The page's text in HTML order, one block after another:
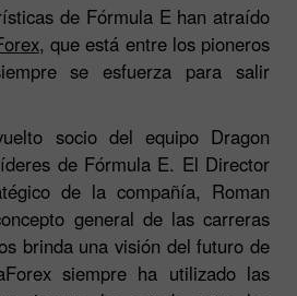
de Fórmula E han atraído
, que está entre los pioneros
se esfuerza para salir
socio del equipo Dragon
de Fórmula E. El Director
de la compañía, Roman
general de las carreras
brinda una visión del futuro de
siempre ha utilizado las